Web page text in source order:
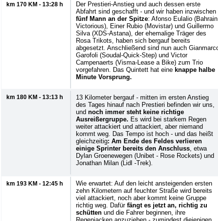
km 170 KM - 13:28 h
Der Prestieri-Anstieg und auch dessen erste
Abfahrt sind geschafft - und wir haben inzwischen
fünf Mann an der Spitze: Afonso Eulalio (Bahrain
Victorious), Einer Rubio (Movistar) und Guillermo
Silva (XDS-Astana), der ehemalige Träger des
Rosa Trikots, haben sich bergauf bereits
abgesetzt. Anschließend sind nun auch
Garofoli (Soudal-Quick-Step) und Victor
Campenaerts (Visma-Lease a Bike) zum Trio
vorgefahren. Das Quintett hat eine knappe halbe
Minute Vorsprung.
km 180 KM - 13:13 h
13 Kilometer bergauf - mitten im ersten Anstieg
des Tages hinauf nach Prestieri befinden wir uns,
und noch immer steht keine richtige
Ausreißergruppe. Es wird bei starkem Regen
weiter attackiert und attackiert, aber niemand
kommt weg. Das Tempo ist hoch - und das heißt
gleichzeitig: Am Ende des Feldes verlieren
einige Sprinter bereits den Anschluss, etwa
Dylan Groenewegen (Unibet - Rose Rockets) und
Jonathan Milan (Lidl -Trek).
km 193 KM - 12:45 h
Wie erwartet: Auf den leicht ansteigenden ersten
zehn Kilometern auf feuchter Straße wird bereits
viel attackiert, noch aber kommt keine Gruppe
richtig weg. Dafür fängt es jetzt an, richtig zu
schütten und die Fahrer beginnen, ihre